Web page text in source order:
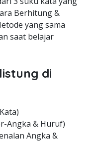
Berhitung &
yang sama
saat belajar
di
Angka & Huruf)
Angka &